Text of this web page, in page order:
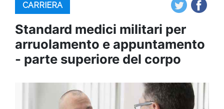
CARRIERA
Standard medici militari per
arruolamento e appuntamento
- parte superiore del corpo